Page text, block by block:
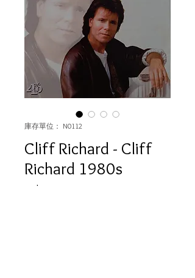
庫存單位： N0112
Cliff Richard - Cliff
Richard 1980s
HK$80.00